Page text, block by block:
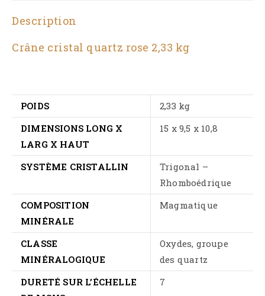
Description
Crâne cristal quartz rose 2,33 kg
POIDS
2,33 kg
DIMENSIONS LONG X
LARG X HAUT
15 x 9,5 x 10,8
SYSTÈME CRISTALLIN
Trigonal –
Rhomboédrique
COMPOSITION
MINÉRALE
Magmatique
CLASSE
MINÉRALOGIQUE
Oxydes, groupe
des quartz
DURETÉ SUR L’ÉCHELLE
7